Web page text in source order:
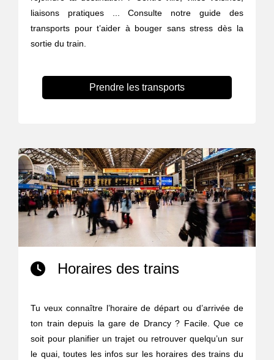
liaisons pratiques ... Consulte notre guide des
transports pour t’aider à bouger sans stress dès la
sortie du train.
Prendre les transports
Horaires des trains
Tu veux connaître l’horaire de départ ou d’arrivée de
ton train depuis la gare de Drancy ? Facile. Que ce
soit pour planifier un trajet ou retrouver quelqu’un sur
le quai, toutes les infos sur les horaires des trains du